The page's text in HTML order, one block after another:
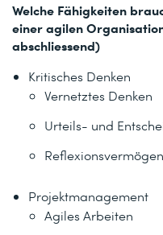
Welche Fähigkeiten
einer agilen
abschliessend)
Kritisches Denken
Vernetztes Denken
Urteils- und
Reflexionsvermögen
Projektmanagement
Agiles Arbeiten